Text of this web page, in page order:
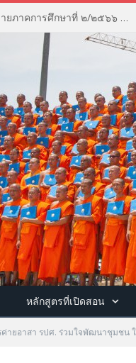
ประชุมคณะกรรมการดำเนินการจัดสอบปลายภาคการศึกษาที่ ๒/๒๕๖๖ ณ ห้องประชุมพุทธชินราชวรธาดา อาคารพุทธชินราช วิทยาลัยสงฆ์พุทธชินราช
หลักสูตรที่เปิดสอน
ค่ายอาสา รปศ. ร่วมใจพัฒนาชุมช